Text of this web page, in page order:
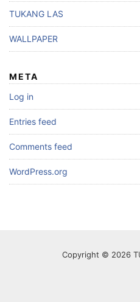
TUKANG LAS
WALLPAPER
META
Log in
Entries feed
Comments feed
WordPress.org
Copyright © 2026